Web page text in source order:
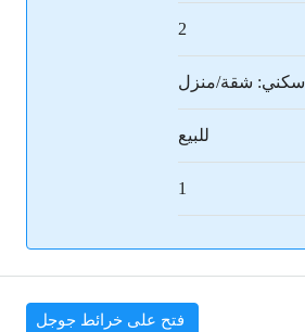
2
سكني: شقة/منزل
للبيع
1
فتح على خرائط جوجل